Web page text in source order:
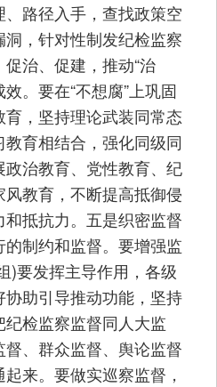
路径入手，查找政策空
，针对性制发纪检监察
治、促建，推动“治
。要在“不想腐”上巩固
，坚持理论武装同常态
育相结合，强化同级同
治教育、党性教育、纪
教育，不断提高抵御侵
抵抗力。五是织密监督
制约和监督。要增强监
)要发挥主导作用，各级
助引导推动功能，坚持
检监察监督同人大监
、群众监督、舆论监督
来。要做实巡察监督，